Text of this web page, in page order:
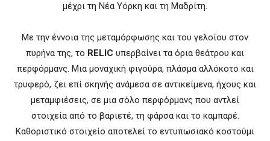
μέχρι τη Νέα Υόρκη και τη Μαδρίτη.
Με την έννοια της μεταμόρφωσης και του γελοίου στον
πυρήνα της, το RELIC υπερβαίνει τα όρια θεάτρου και
περφόρμανς. Μια μοναχική φιγούρα, πλάσμα αλλόκοτο και
τρυφερό, ζει επί σκηνής ανάμεσα σε αντικείμενα, ήχους και
μεταμφιέσεις, σε μια σόλο περφόρμανς που αντλεί
στοιχεία από το βαριετέ, τη φάρσα και το καμπαρέ.
Καθοριστικό στοιχείο αποτελεί το εντυπωσιακό κοστούμι